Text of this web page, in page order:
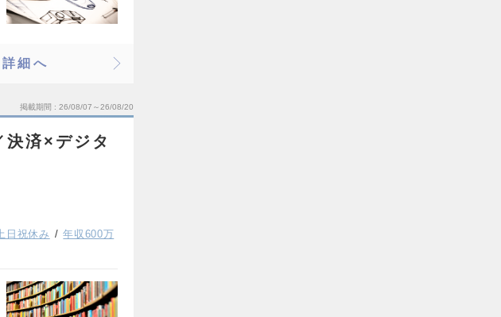
詳細へ
掲載期間 26/08/07～26/08/20
済×デジタ
日祝休み
年収600万